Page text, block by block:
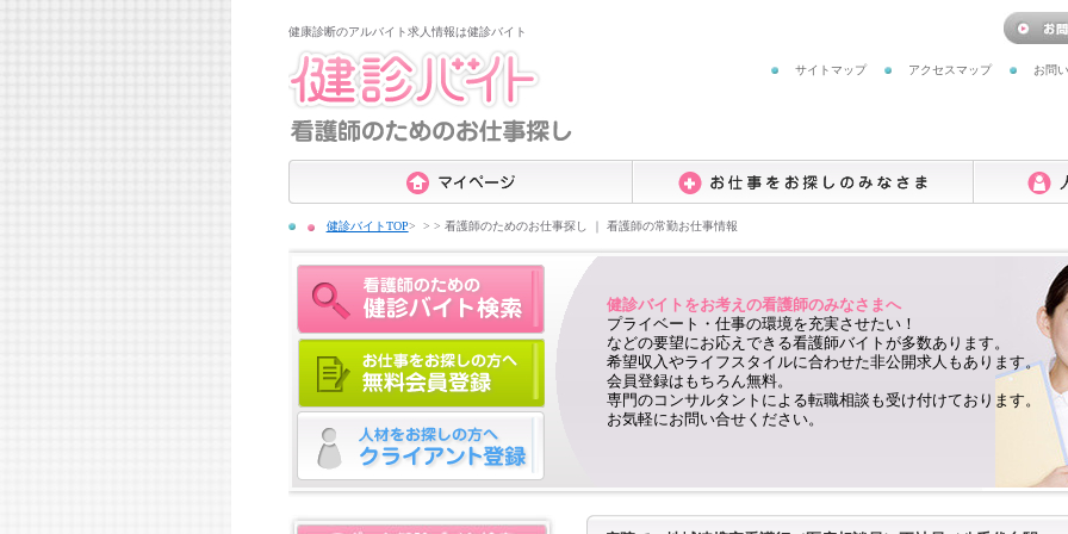
健康診断のアルバイト求人情報は健診バイト
サイトマップ アクセスマップ お問
健診バイトTOP > 看護師のためのお仕事探し ｜ 看護師の常勤お仕事情報
健診バイトをお考えの看護師のみなさまへ
プライベート・仕事の環境を充実させたい！
などの要望にお応えできる看護師バイトが多数あります。
希望収入やライフスタイルに合わせた非公開求人もあります。
会員登録はもちろん無料。
専門のコンサルタントによる転職相談も受け付けております。
お気軽にお問い合せください。